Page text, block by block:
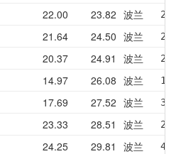
22.00 23.82 波兰
21.64 24.50 波兰
20.37 24.91 波兰
14.97 26.08 波兰
17.69 27.52 波兰
23.33 28.51 波兰
24.25 29.81 波兰